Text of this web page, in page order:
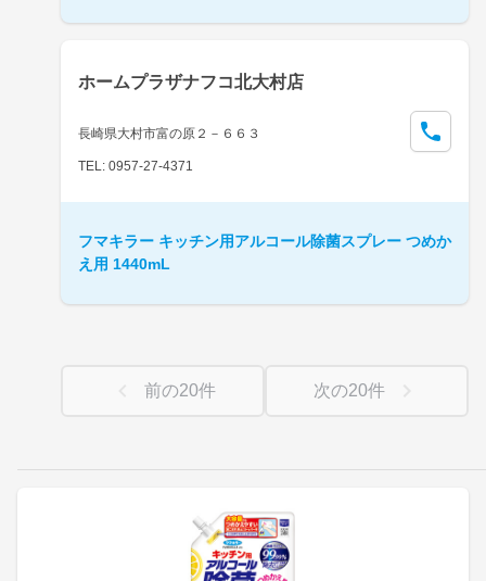
ホームプラザナフコ北大村店
長崎県大村市富の原２－６６３
TEL: 0957-27-4371
フマキラー キッチン用アルコール除菌スプレー つめか
え用 1440mL
前の20件 次の20件